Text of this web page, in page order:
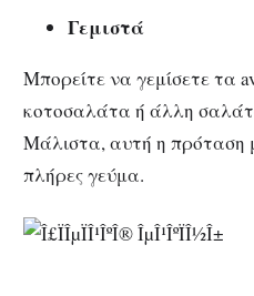
Γεμιστά
Μπορείτε να γεμίσετε τα
κοτοσαλάτα ή άλλη
Μάλιστα, αυτή η πρόταση
πλήρες γεύμα.